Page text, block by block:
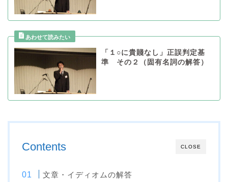
「１○に貴賤なし」正誤判定基
準 その２（固有名詞の解答）
CLOSE
Contents
文章・イディオムの解答